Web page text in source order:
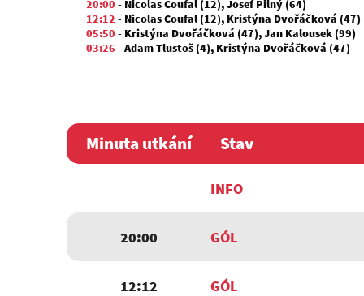
20:00 - Nicolas Coufal (12),Josef Pilný (64)
12:12 - Nicolas Coufal (12), Kristýna Dvořáčková (47)
05:50 - Kristýna Dvořáčková (47),Jan Kalousek (99)
03:26 -Adam Tlustoš (4), Kristýna Dvořáčková (47)
Minuta utkání Stav
INFO
20:00 GÓL
12:12 GÓL